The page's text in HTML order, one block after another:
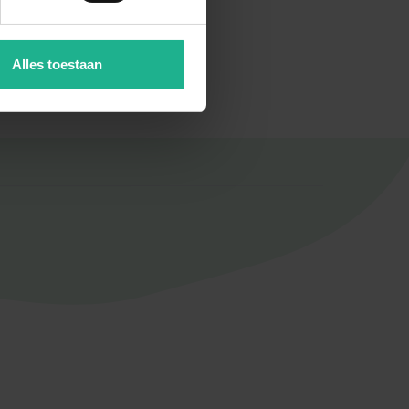
Alles toestaan
in hun interieur.
aan minder licht, maar voor de
In de winter heeft de plant
vloeibare plantenvoeding
luchtstromen, zoals dicht bij